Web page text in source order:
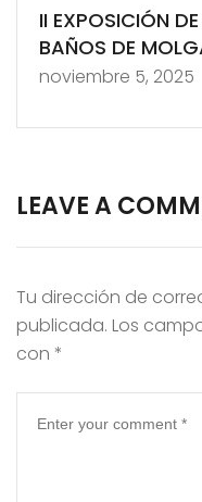
II EXPOSICIÓN
BAÑOS DE
noviembre 5, 2025
LEAVE A
Tu dirección de
publicada. Los
con *